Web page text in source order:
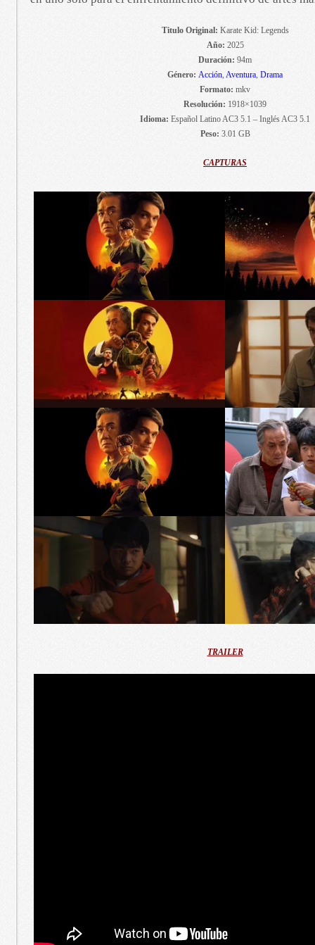
Titulo Original: Karate Kid: Legends
Año: 2025
Duración: 94m
Género: Acción, Aventura, Drama
Formato: mkv
Resolución: 1918×1039
Idioma: Español Latino AC3 5.1 – Inglés AC3 5.1
Peso: 3.01 GB
CAPTURAS
TRAILER